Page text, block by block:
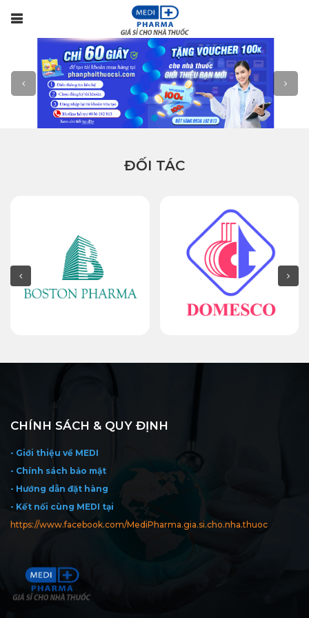
Menu
ĐỐI TÁC
CHÍNH SÁCH & QUY ĐỊNH
- Giới thiệu về MEDI
- Chính sách bảo mật
- Hướng dẫn đặt hàng
- Kết nối cùng MEDI tại
https://www.facebook.com/MediPharma.gia.si.cho.nha.thuoc